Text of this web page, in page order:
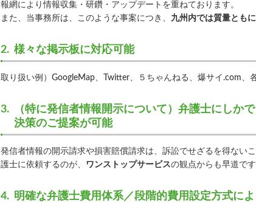
報網により情報収集・研鑽・アップデートを重ねております。
また、当事務所は、このような事案につき、 九州内では質量とも
様々な掲示板に対応可能
取り扱い例）GoogleMap、Twitter、５ちゃんねる、爆サイ.com、
（特に発信者情報開示について）弁護士にしか
決策のご提案が可能
発信者情報の開示請求や損害賠償請求は、訴訟でせざるを得ない
護士に依頼するのが、
ワンストップサービスの観点からも早道です
明確な弁護士費用体系／段階的費用設定方式に